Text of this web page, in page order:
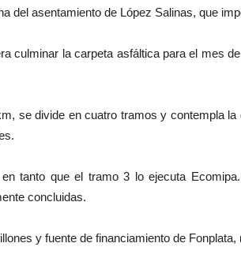
del asentamiento de López Salinas, que
culminar la carpeta asfáltica para el mes
se divide en cuatro tramos y contempla
tanto que el tramo 3 lo ejecuta
concluidas.
y fuente de financiamiento de